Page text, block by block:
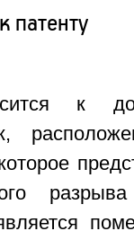
патенту
к